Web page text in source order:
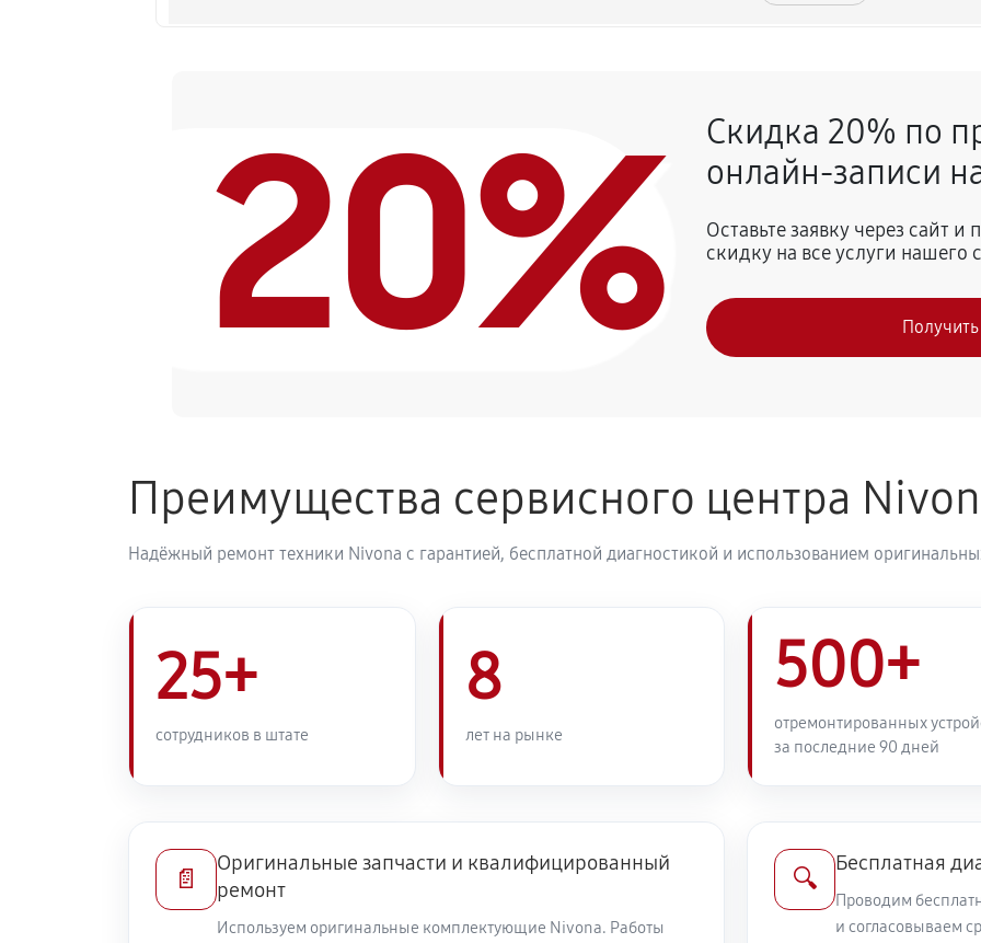
720 руб
Ремонт гидросистемы кофемашины Nivona CafeRomatica NICR 795
Ремонт кофемолки кофемашины Nivona CafeRomatica NICR 795
20%
Скидка 20% по
онлайн-записи
Оставьте заявку через сайт
скидку на все услуги нашего
Преимущества сервисного центра
Надёжный ремонт техники Nivona с гарантией, бесплатной диагностикой и использованием
25+
сотрудников в штате
8
лет на рынке
500+
отремонтированных
за последние 90 дней
📄
Оригинальные запчасти и квалифицированный
ремонт
Используем оригинальные комплектующие Nivona. Работы
🔍
Бесплатная
Проводим
и согласовываем